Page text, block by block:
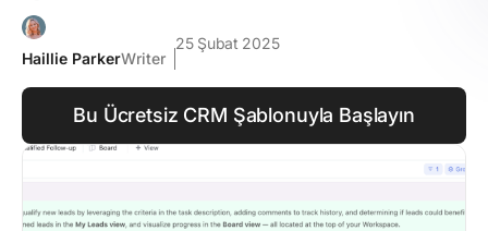
Haillie ParkerWriter
25 Şubat 2025
Bu Ücretsiz CRM Şablonuyla Başlayın